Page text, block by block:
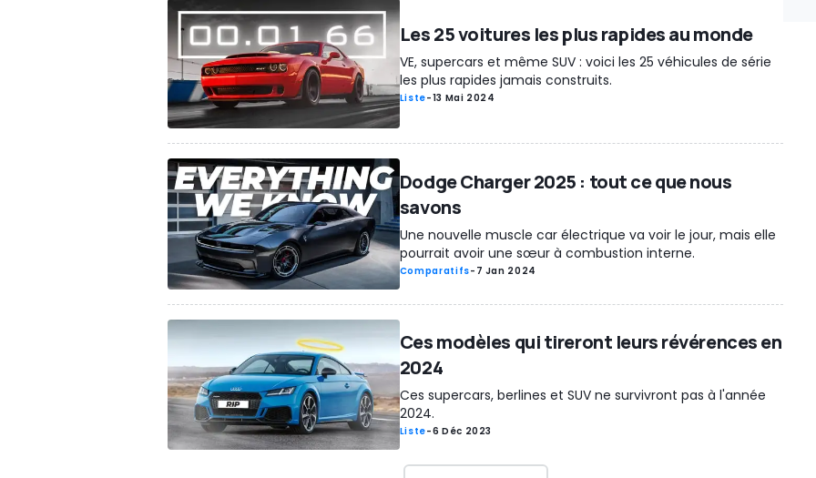
Les 25 voitures les plus rapides au monde
VE, supercars et même SUV : voici les 25 véhicules de série
les plus rapides jamais construits.
Liste-13 Mai 2024
Dodge Charger 2025 : tout ce que nous
savons
Une nouvelle muscle car électrique va voir le jour, mais elle
pourrait avoir une sœur à combustion interne.
Comparatifs- 7 Jan 2024
Ces modèles qui tireront leurs révérences en
2024
Ces supercars, berlines et SUV ne survivront pas à l'année
2024.
Liste-6 Déc 2023